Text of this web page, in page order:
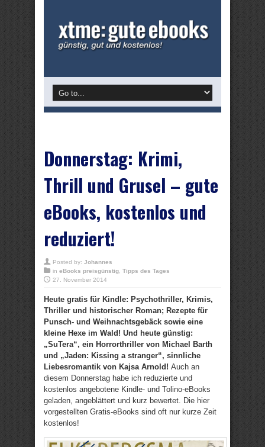
Donnerstag: Krimi,
Thrill und Grusel – gute
eBooks, kostenlos und
reduziert!
Posted by: Johannes
in eBooks preisgünstig Tipps des Tages
27. November 2014
Heute gratis für Kindle: Psychothriller, Krimis,
Thriller und historischer Roman; Rezepte für
Punsch- und Weihnachtsgebäck sowie eine
kleine Hexe im Wald! Und heute günstig:
„SuTera“, ein Horrorthriller von Michael Barth
und „Jaden: Kissing a stranger“, sinnliche
Liebesromantik von Kajsa Arnold! Auch an
diesem Donnerstag habe ich reduzierte und
kostenlos angebotene Kindle- und Tolino-eBooks
geladen, angeblättert und kurz bewertet. Die hier
vorgestellten Gratis-eBooks sind oft nur kurze Zeit
kostenlos!